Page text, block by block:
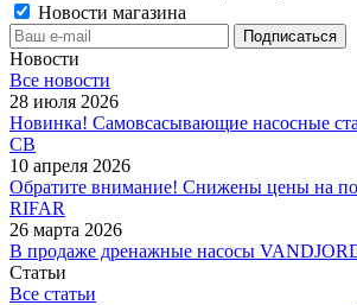
Новости магазина
Новости
Все новости
28 июля 2026
Новинка! Самовсасывающие насосные
СВ
10 апреля 2026
Обратите внимание! Снижены цены на
RIFAR
26 марта 2026
В продаже дренажные насосы
Статьи
Все статьи